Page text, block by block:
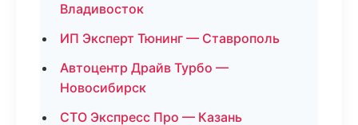
Владивосток
ИП Эксперт Тюнинг — Ставрополь
Автоцентр Драйв Турбо —
Новосибирск
СТО Экспресс Про — Казань